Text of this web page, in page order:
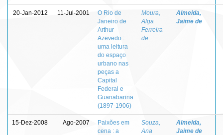
20-Jan-2012 11-Jul-2001
O Rio de
Janeiro de
Arthur
Azevedo :
uma leitura
do espaço
urbano nas
peças a
Capital
Federal e
Guanabarina
(1897-1906)
Moura,
Alga
Ferreira
de
Almeida,
Jaime de
15-Dez-2008 Ago-2007
Paixões em
cena : a
Souza,
Ana
Almeida,
Jaime de